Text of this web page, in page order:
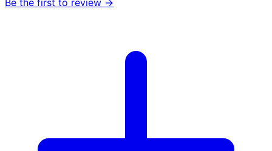
Be the first to review →